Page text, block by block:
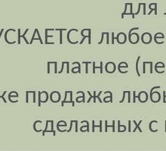
для
любое
платное
продажа
сделанных